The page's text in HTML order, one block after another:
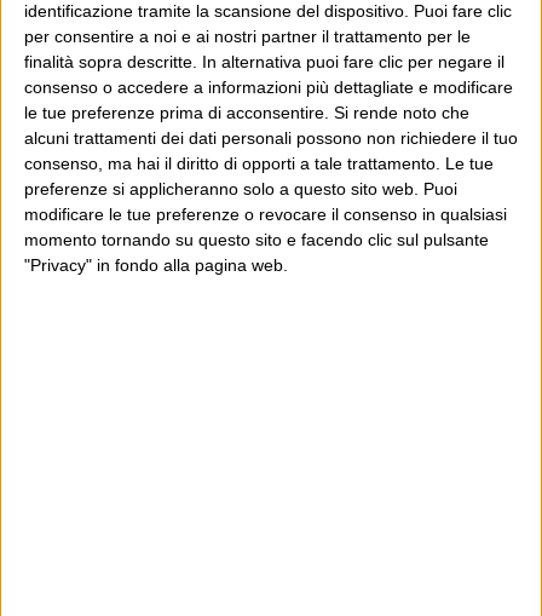
identificazione tramite la scansione del dispositivo. Puoi fare clic
per consentire a noi e ai nostri partner il trattamento per le
finalità sopra descritte. In alternativa puoi fare clic per negare il
consenso o accedere a informazioni più dettagliate e modificare
le tue preferenze prima di acconsentire. Si rende noto che
alcuni trattamenti dei dati personali possono non richiedere il tuo
consenso, ma hai il diritto di opporti a tale trattamento. Le tue
preferenze si applicheranno solo a questo sito web. Puoi
modificare le tue preferenze o revocare il consenso in qualsiasi
momento tornando su questo sito e facendo clic sul pulsante
"Privacy" in fondo alla pagina web.
Luca Sofri Wittgenstein
POST PRECEDENTE
Siate indulgenti, non è male
POST SUCCESSIVO
Onore al merito, quando c’è